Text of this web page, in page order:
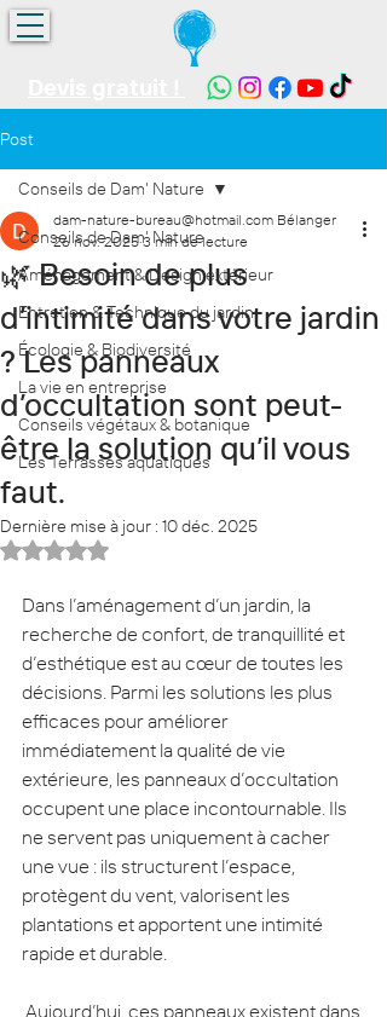
Post
Conseils de Dam' Nature
Aménagement & Design extérieur
Entretien & Technique du jardin
Écologie & Biodiversité
La vie en entreprise
Conseils végétaux & botanique
Les Terrasses aquatiques
Conseils de Dam' Nature
🌿 Besoin de plus
d’intimité dans votre jardin
? Les panneaux
d’occultation sont peut-
être la solution qu’il vous
faut.
dam-nature-bureau@hotmail.com Bélanger
26 nov. 2025 3 min de lecture
Dernière mise à jour : 10 déc. 2025
Noté NaN étoiles sur 5.
Dans l’aménagement d’un jardin, la
recherche de confort, de tranquillité et
d’esthétique est au cœur de toutes les
décisions. Parmi les solutions les plus
efficaces pour améliorer
immédiatement la qualité de vie
extérieure, les panneaux d’occultation
occupent une place incontournable. Ils
ne servent pas uniquement à cacher
une vue : ils structurent l’espace,
protègent du vent, valorisent les
plantations et apportent une intimité
rapide et durable.